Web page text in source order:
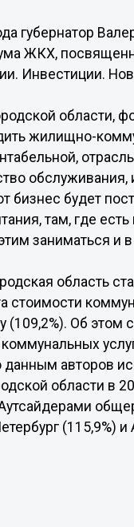
губернатор
ЖКХ,
Инвестиции.
области,
жилищно-
обслуживания,
бизнес будет
там, где
заниматься
область
(109,2%). Об этом
авторов
области в
(115,9%)